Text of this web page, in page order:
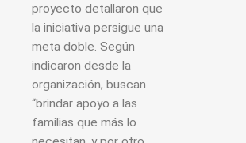
proyecto detallaron que
la iniciativa persigue una
meta doble. Según
indicaron desde la
organización, buscan
“brindar apoyo a las
familias que más lo